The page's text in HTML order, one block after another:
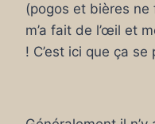
(pogos et bières
m’a fait de l’œil et
! C’est ici que ça se